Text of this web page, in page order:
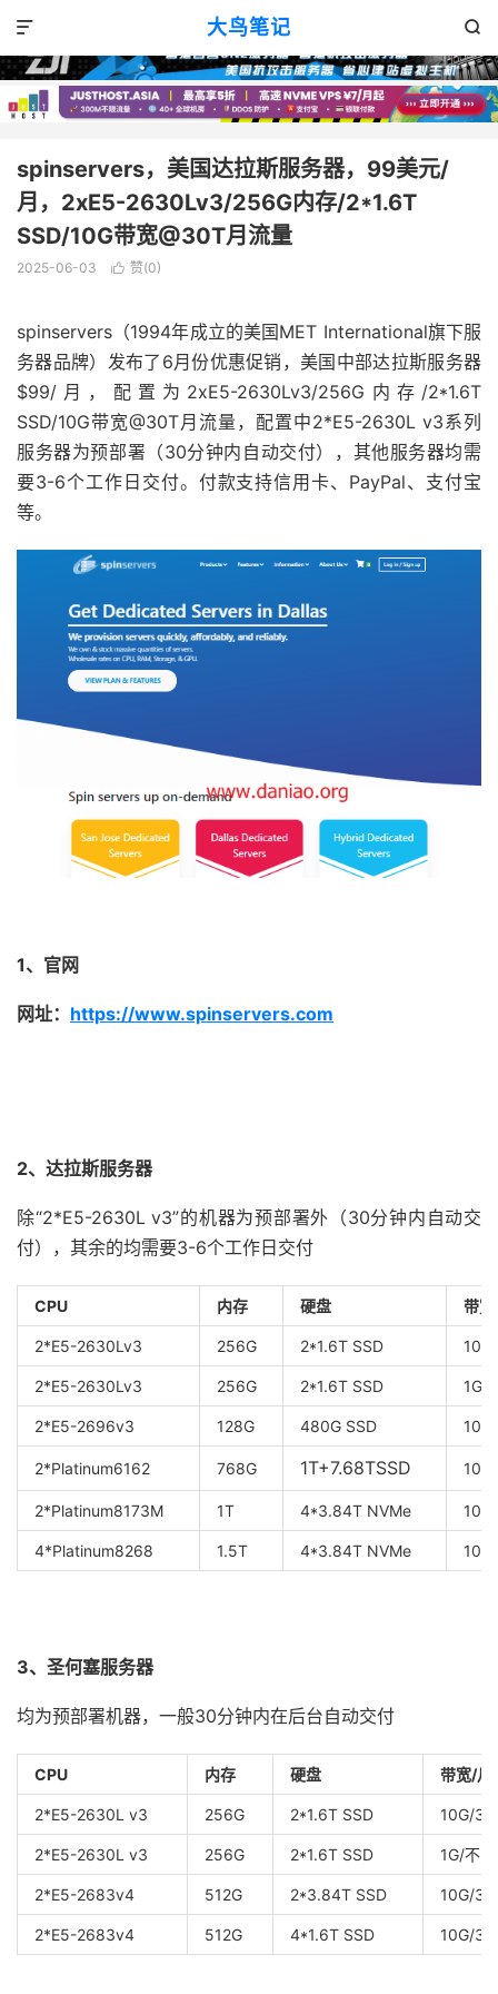
大鸟笔记 

VPS消息
spinservers，美国达拉斯服务器，99美元/
月，2xE5-2630Lv3/256G内存/2*1.6T
SSD/10G带宽@30T月流量
2025-06-03  赞(0)
spinservers（1994年成立的美国MET International旗下服
务器品牌）发布了6月份优惠促销，美国中部达拉斯服务器
$99/月，配置为2xE5-2630Lv3/256G内存/2*1.6T
SSD/10G带宽@30T月流量，配置中2*E5-2630L v3系列
服务器为预部署（30分钟内自动交付），其他服务器均需
要3-6个工作日交付。付款支持信用卡、PayPal、支付宝
等。
1、官网
网址： https://www.spinservers.com
2、达拉斯服务器
除“2*E5-2630L v3”的机器为预部署外（30分钟内自动交
付），其余的均需要3-6个工作日交付
CPU 内存 硬盘 带
2*E5-2630Lv3 256G 2*1.6T SSD
2*E5-2630Lv3 256G 2*1.6T SSD 1G/
2*E5-2696v3 128G 480G SSD
2*Platinum6162 768G 1T+7.68TSSD
2*Platinum8173M 1T 4*3.84T NVMe
4*Platinum8268 1.5T 4*3.84T NVMe
3、圣何塞服务器
均为预部署机器，一般30分钟内在后台自动交付
CPU 内存 硬盘 带宽/月
2*E5-2630L v3 256G 2*1.6T SSD 10G/
2*E5-2630L v3 256G 2*1.6T SSD 1G/不限
2*E5-2683v4 512G 2*3.84T SSD 10G/
2*E5-2683v4 512G 4*1.6T SSD 10G/